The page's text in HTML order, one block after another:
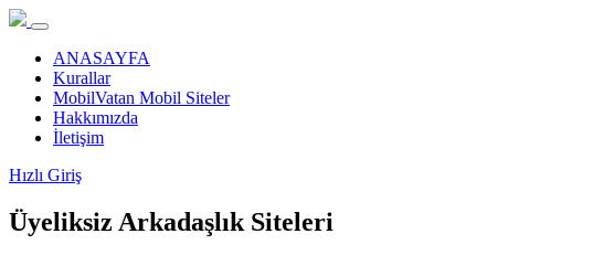
ANASAYFA
Kurallar
MobilVatan Mobil Siteler
Hakkımızda
İletişim
Hızlı Giriş
Üyeliksiz Arkadaşlık Siteleri